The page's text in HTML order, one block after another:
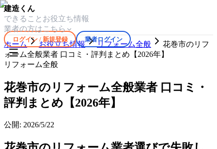
建造くん
できること お役立ち情報
業者の方はこちら
ログイン / 新規登録 業者ログイン
ホーム お役立ち情報 リフォーム全般
花巻市のリフ
ォーム全般業者 口コミ・評判まとめ【2026年】
リフォーム全般
花巻市のリフォーム全般業者 口コミ・
評判まとめ【2026年】
公開: 2026/5/22